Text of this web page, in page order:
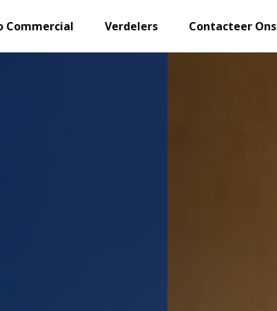
Commercial Verdelers Contacteer Ons